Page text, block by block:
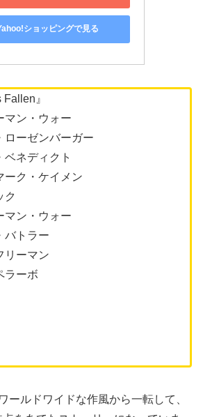
ショッピングで見る
』
マン・ウォー
ローゼンバーガー
ディクト
ーク・ケイメン
ン・ウォー
バトラー
ーマン
ーボ
ールドワイドな作風から一転して、